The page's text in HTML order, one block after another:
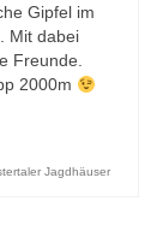
Gipfel im
Mit dabei
Freunde.
2000m
Jagdhäuser